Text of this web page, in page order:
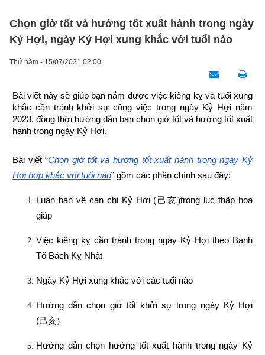
Chọn giờ tốt và hướng tốt xuất hành trong ngày
Kỷ Hợi, ngày Kỷ Hợi xung khắc với tuổi nào
Thứ năm - 15/07/2021 02:00
Bài viết này sẽ giúp bạn nắm được việc kiêng kỵ và tuổi xung
khắc cần tránh khởi sự công việc trong ngày Kỷ Hợi năm
2023, đồng thời hướng dẫn bạn chọn giờ tốt và hướng tốt xuất
hành trong ngày Kỷ Hợi.
Bài viết “Chọn giờ tốt và hướng tốt xuất hành trong ngày Kỷ
Hợi hợp khắc với tuổi nào” gồm các phần chính sau đây:
Luận bàn về can chi Kỷ Hợi (己亥)trong lục thập hoa
giáp
Việc kiêng kỵ cần tránh trong ngày Kỷ Hợi theo Bành
Tổ Bách Kỵ Nhật
Ngày Kỷ Hợi xung khắc với các tuổi nào
Hướng dẫn chọn giờ tốt khởi sự trong ngày Kỷ Hợi
(己亥)
Hướng dẫn chọn hướng tốt xuất hành trong ngày Kỷ